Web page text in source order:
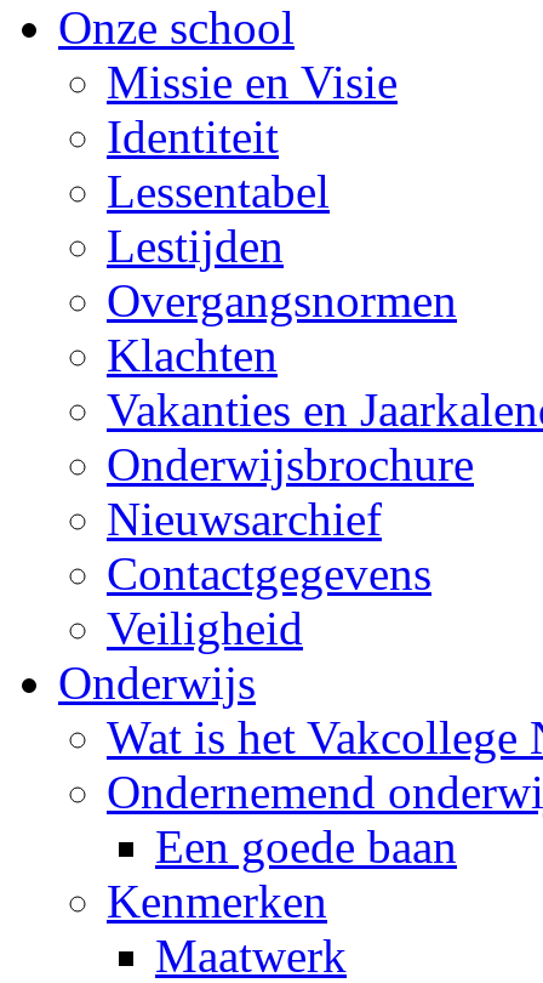
Onze school
Missie en Visie
Identiteit
Lessentabel
Lestijden
Overgangsnormen
Klachten
Vakanties en
Onderwijsbrochure
Nieuwsarchief
Contactgegevens
Veiligheid
Onderwijs
Wat is het Vakcollege
Ondernemend
Een goede baan
Kenmerken
Maatwerk